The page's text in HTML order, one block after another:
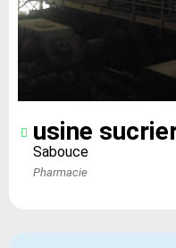
usine
Sabouce
Pharmacie